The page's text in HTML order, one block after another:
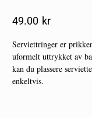
49.00 Kr
Serviettringer er
uformelt uttrykket av
kan du plassere
enkeltvis.